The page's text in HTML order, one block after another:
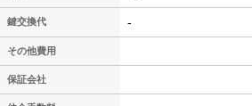
鍵交換代 -
その他費用
保証会社